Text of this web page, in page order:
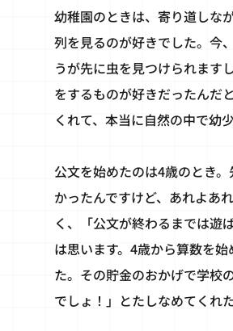
幼稚園のときは、寄り道しな
列を見るのが好きでした。今
うが先に虫を見つけられます
をするものが好きだったんだ
くれて、本当に自然の中で幼
公文を始めたのは4歳のとき
かったんですけど、あれよあ
く、「公文が終わるまでは遊
は思います。4歳から算数を
た。その貯金のおかげで学校
でしょ！」とたしなめてくれ